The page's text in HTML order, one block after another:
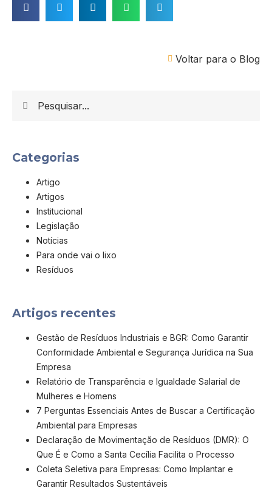
Voltar para o Blog
Categorias
Artigo
Artigos
Institucional
Legislação
Notícias
Para onde vai o lixo
Resíduos
Artigos recentes
Gestão de Resíduos Industriais e BGR: Como Garantir
Conformidade Ambiental e Segurança Jurídica na Sua
Empresa
Relatório de Transparência e Igualdade Salarial de
Mulheres e Homens
7 Perguntas Essenciais Antes de Buscar a Certificação
Ambiental para Empresas
Declaração de Movimentação de Resíduos (DMR): O
Que É e Como a Santa Cecília Facilita o Processo
Coleta Seletiva para Empresas: Como Implantar e
Garantir Resultados Sustentáveis